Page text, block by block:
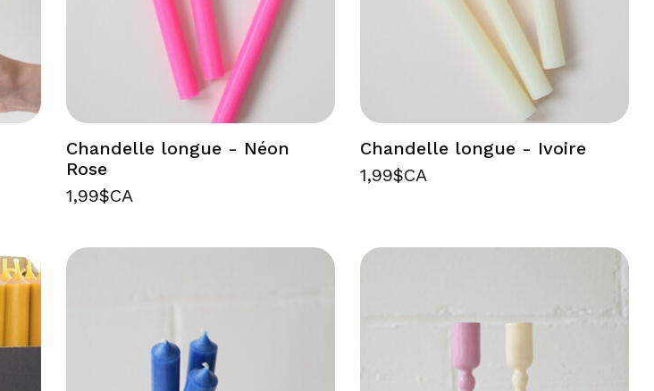
Chandelle longue - Néon
Rose
1,99$CA
Chandelle longue - Ivoire
1,99$CA